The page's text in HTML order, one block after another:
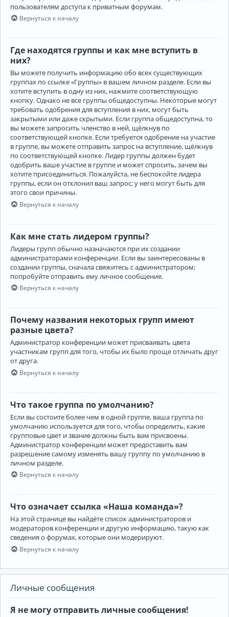
пользователям доступа к приватным форумам.
Вернуться к началу
Где находятся группы и как мне вступить в
них?
Вы можете получить информацию обо всех существующих
группах по ссылке «Группы» в вашем личном разделе. Если вы
хотите вступить в одну из них, нажмите соответствующую
кнопку. Однако не все группы общедоступны. Некоторые могут
требовать одобрения для вступления в них, могут быть
закрытыми или даже скрытыми. Если группа общедоступна, то
вы можете запросить членство в ней, щёлкнув по
соответствующей кнопке. Если требуется одобрение на участие
в группе, вы можете отправить запрос на вступление, щёлкнув
по соответствующей кнопке. Лидер группы должен будет
одобрить ваше участие в группе и может спросить, зачем вы
хотите присоединиться. Пожалуйста, не беспокойте лидера
группы, если он отклонил ваш запрос; у него могут быть для
этого свои причины.
Вернуться к началу
Как мне стать лидером группы?
Лидеры групп обычно назначаются при их создании
администраторами конференции. Если вы заинтересованы в
создании группы, сначала свяжитесь с администратором;
попробуйте отправить ему личное сообщение.
Вернуться к началу
Почему названия некоторых групп имеют
разные цвета?
Администратор конференции может присваивать цвета
участникам групп для того, чтобы их было проще отличать друг
от друга.
Вернуться к началу
Что такое группа по умолчанию?
Если вы состоите более чем в одной группе, ваша группа по
умолчанию используется для того, чтобы определить, какие
групповые цвет и звание должны быть вам присвоены.
Администратор конференции может предоставить вам
разрешение самому изменять вашу группу по умолчанию в
личном разделе.
Вернуться к началу
Что означает ссылка «Наша команда»?
На этой странице вы найдёте список администраторов и
модераторов конференции и другую информацию, такую как
сведения о форумах, которые они модерируют.
Вернуться к началу
Личные сообщения
Я не могу отправить личные сообщения!